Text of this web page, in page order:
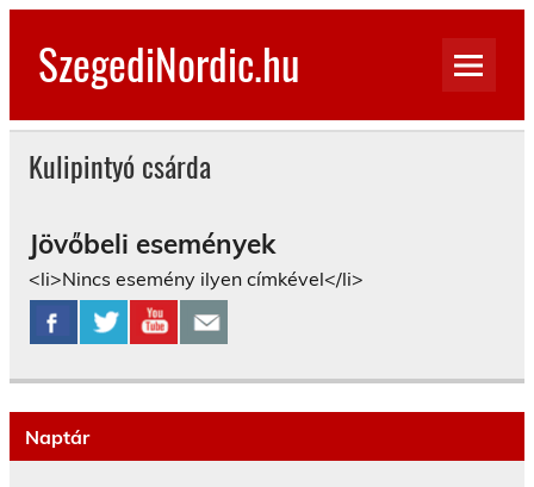
Skip
contentSzegediNordic.hu
Kulipintyó csárda
Jövőbeli események
<li>Nincs esemény ilyen címkével</li>
Naptár